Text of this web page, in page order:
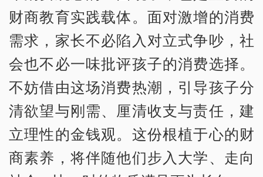
财商教育实践载体。面对激增的消费
需求，家长不必陷入对立式争吵，社
会也不必一味批评孩子的消费选择。
不妨借由这场消费热潮，引导孩子分
清欲望与刚需、厘清收支与责任，建
立理性的金钱观。这份根植于心的财
商素养，将伴随他们步入大学、走向